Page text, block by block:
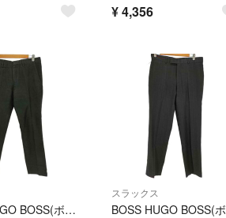
¥4,356
BOSS HUGO BOSS(ボスヒューゴボス) メンズ パンツ スラックス
スラックス